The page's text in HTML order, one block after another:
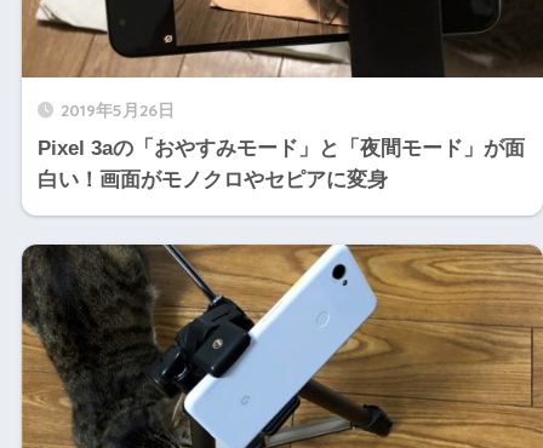
2019年5月26日
Pixel 3aの「おやすみモード」と「夜間モード」が面
白い！画面がモノクロやセピアに変身